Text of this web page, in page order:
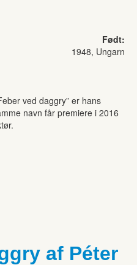
Født:
1948, Ungarn
ved daggry” er hans
navn får premiere i 2016
af Péter